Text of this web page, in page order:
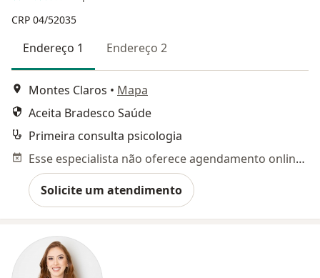
CRP 04/52035
Endereço 1 Endereço 2
Montes Claros • Mapa
Aceita Bradesco Saúde
Primeira consulta psicologia
Esse especialista não oferece agendamento online para esse endereço.
Solicite um atendimento